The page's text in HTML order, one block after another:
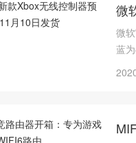
微
微
蓝